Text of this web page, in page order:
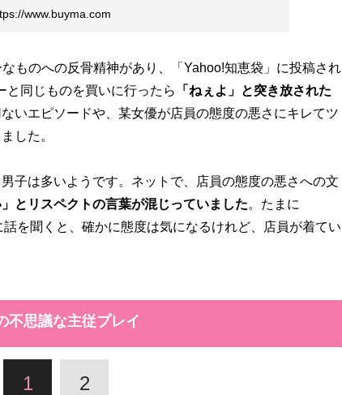
www.buyma.com
ものへの反骨精神があり、「Yahoo!知恵袋」に投稿され
と同じものを買いに行ったら
「ねぇよ」と突き放された
ないエピソードや、某女優が店員の態度の悪さにキレてツ
した。
子は多いようです。ネットで、店員の態度の悪さへの文
」とリスペクトの言葉が混じっていました。たまに
を聞くと、確かに態度は気になるけれど、店員が着てい
不思議な主従プレイ
1 2